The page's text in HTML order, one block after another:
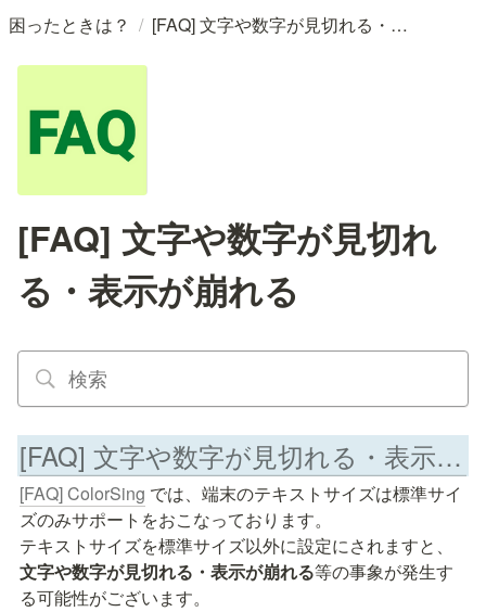
困ったときは？ / [FAQ] 文字や数字が見切れる・表示が崩れる
[FAQ] 文字や数字が見切れ
る・表示が崩れる
[FAQ] 文字や数字が見切れる・表示が崩れる
[FAQ] ColorSing では、端末のテキストサイズは標準サイ
ズのみサポートをおこなっております。
テキストサイズを標準サイズ以外に設定にされますと、
文字や数字が見切れる・表示が崩れる等の事象が発生す
る可能性がございます。